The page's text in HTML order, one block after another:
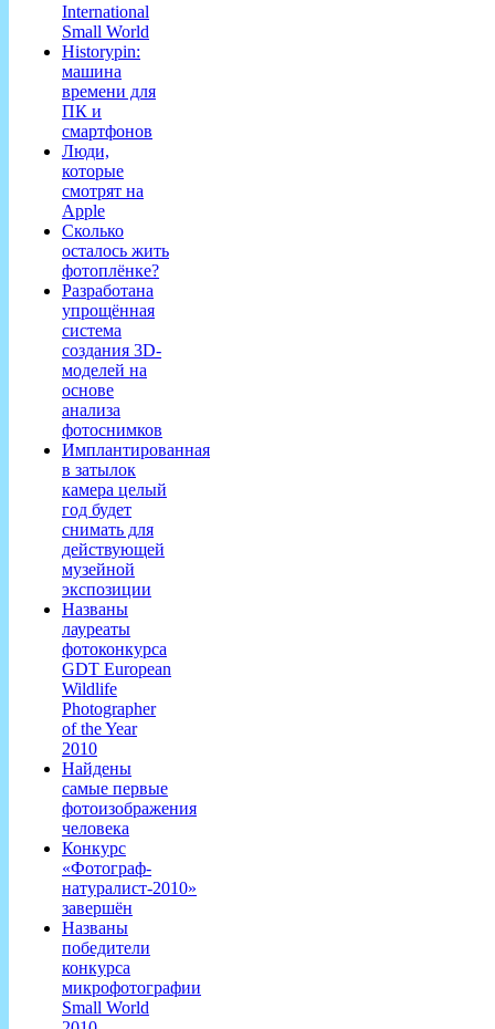
International
Small World
Historypin:
машина
времени для
ПК и
смартфонов
Люди,
которые
смотрят на
Apple
Сколько
осталось жить
фотоплёнке?
Разработана
упрощённая
система
создания 3D-
моделей на
основе
анализа
фотоснимков
Имплантированная
в затылок
камера целый
год будет
снимать для
действующей
музейной
экспозиции
Названы
лауреаты
фотоконкурса
GDT European
Wildlife
Photographer
of the Year
2010
Найдены
самые первые
фотоизображения
человека
Конкурс
«Фотограф-
натуралист-2010»
завершён
Названы
победители
конкурса
микрофотографии
Small World